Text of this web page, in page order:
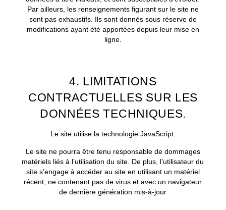
Par ailleurs, les renseignements figurant sur le site ne
sont pas exhaustifs. Ils sont donnés sous réserve de
modifications ayant été apportées depuis leur mise en
ligne.
4. LIMITATIONS
CONTRACTUELLES SUR LES
DONNÉES TECHNIQUES.
Le site utilise la technologie JavaScript.
Le site ne pourra être tenu responsable de dommages
matériels liés à l’utilisation du site. De plus, l’utilisateur du
site s’engage à accéder au site en utilisant un matériel
récent, ne contenant pas de virus et avec un navigateur
de dernière génération mis-à-jour
CHAMBRES
SPA
RESTAURANT
ACTUALITÉS
PRESSE
PHOTOS